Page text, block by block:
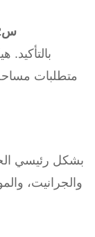
س2: هل هذه الآلة مناسبة للورش الصغيرة؟
متطلبات
بشكل رئيسي
والجرانيت،